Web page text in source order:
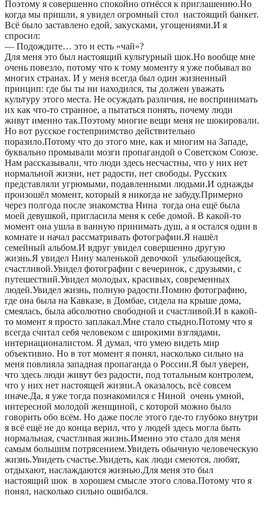
Поэтому я совершенно спокойно отнёсся к приглашению.Но
когда мы пришли, я увидел огромный стол настоящий банкет.
Всё было заставлено едой, закусками, угощениями.И я
спросил:
— Подождите… это и есть «чай»?
Для меня это был настоящий культурный шок.Но вообще мне
очень повезло, потому что к тому моменту я уже побывал во
многих странах. И у меня всегда был один жизненный
принцип: где бы ты ни находился, ты должен уважать
культуру этого места. Не осуждать различия, не воспринимать
их как что-то странное, а пытаться понять, почему люди
живут именно так.Поэтому многие вещи меня не шокировали.
Но вот русское гостеприимство действительно
поразило.Потому что до этого мне, как и многим на Западе,
буквально промывали мозги пропагандой о Советском Союзе.
Нам рассказывали, что люди здесь несчастны, что у них нет
нормальной жизни, нет радости, нет свободы. Русских
представляли угрюмыми, подавленными людьми.И однажды
произошёл момент, который я никогда не забуду.Примерно
через полгода после знакомства Нина тогда она ещё была
моей девушкой, пригласила меня к себе домой. В какой-то
момент она ушла в ванную принимать душ, а я остался один в
комнате и начал рассматривать фотографии.Я нашёл
семейный альбом.И вдруг увидел совершенно другую
жизнь.Я увидел Нину маленькой девочкой улыбающейся,
счастливой.Увидел фотографии с вечеринок, с друзьями, с
путешествий.Увидел молодых, красивых, современных
людей.Увидел жизнь, полную радости.Помню фотографию,
где она была на Кавказе, в Домбае, сидела на крыше дома,
смеялась, была абсолютно свободной и счастливой.И в какой-
то момент я просто заплакал.Мне стало стыдно.Потому что я
всегда считал себя человеком с широкими взглядами,
интернационалистом. Я думал, что умею видеть мир
объективно. Но в тот момент я понял, насколько сильно на
меня повлияла западная пропаганда о России.Я был уверен,
что здесь люди живут без радости, под тотальным контролем,
что у них нет настоящей жизни.А оказалось, всё совсем
иначе.Да, я уже тогда познакомился с Ниной очень умной,
интересной молодой женщиной, с которой можно было
говорить обо всём. Но даже после этого где-то глубоко внутри
я всё ещё не до конца верил, что у людей здесь могла быть
нормальная, счастливая жизнь.Именно это стало для меня
самым большим потрясением.Увидеть обычную человеческую
жизнь.Увидеть счастье.Увидеть, как люди смеются, любят,
отдыхают, наслаждаются жизнью.Для меня это был
настоящий шок в хорошем смысле этого слова.Потому что я
понял, насколько сильно ошибался.